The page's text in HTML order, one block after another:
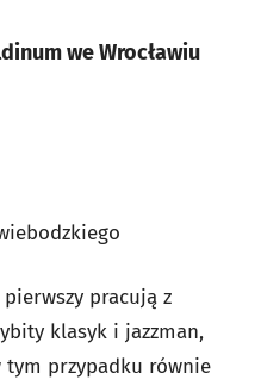
we Wrocławiu
pracują z
klasyk i jazzman,
tym przypadku równie